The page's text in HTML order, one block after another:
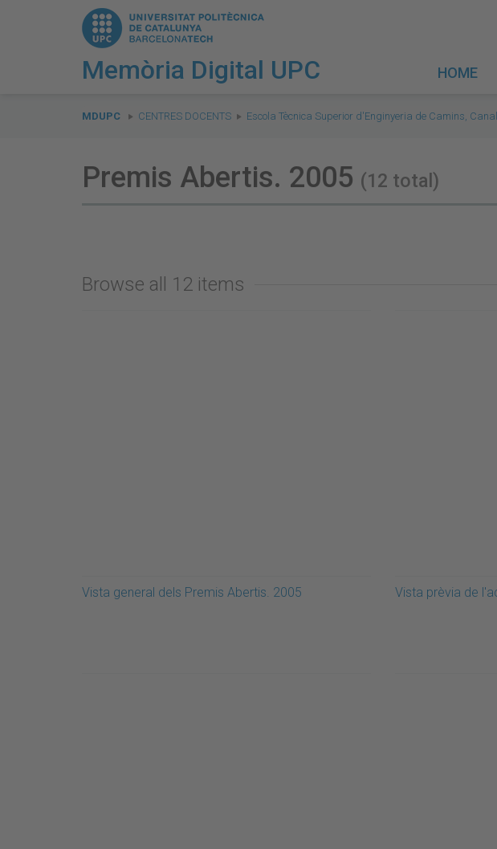
Memòria Digital UPC HOME
are
MDUPC CENTRES DOCENTS Escola Tècnica Superior d'Enginyeria de Camins,
Premis Abertis. 2005 (12 total)
Browse all 12 items
Vista general dels Premis Abertis. 2005 Vista prèvia de